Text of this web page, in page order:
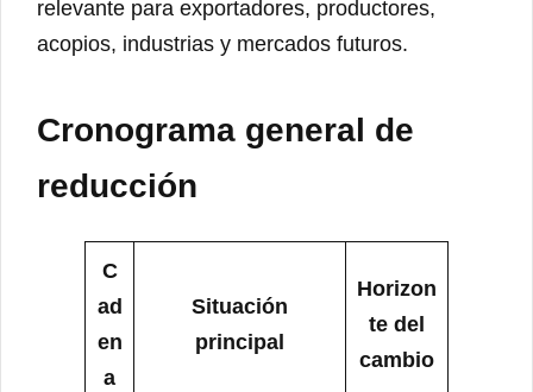
relevante para exportadores, productores,
acopios, industrias y mercados futuros.
Cronograma general de
reducción
C
ad
en
a
Situación
principal
Horizon
te del
cambio